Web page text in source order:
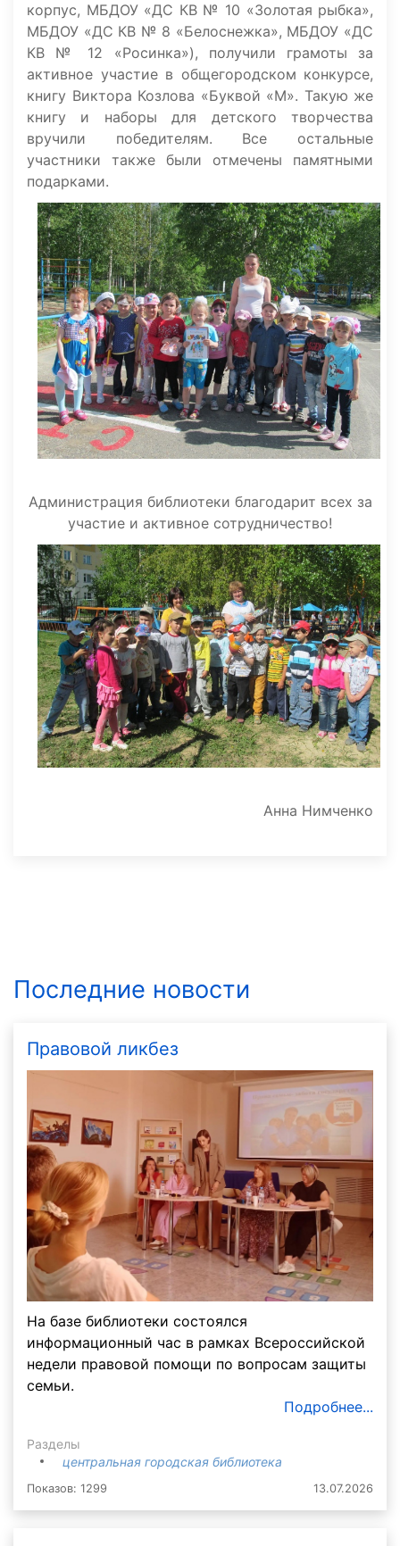
корпус, МБДОУ «ДС КВ № 10 «Золотая рыбка»,
МБДОУ «ДС КВ № 8 «Белоснежка», МБДОУ «ДС
КВ № 12 «Росинка»), получили грамоты за
активное участие в общегородском конкурсе,
книгу Виктора Козлова «Буквой «М». Такую же
книгу и наборы для детского творчества
вручили победителям. Все остальные
участники также были отмечены памятными
подарками.
Администрация библиотеки благодарит всех за
участие и активное сотрудничество!
Анна Нимченко
Последние новости
Правовой ликбез
На базе библиотеки состоялся
информационный час в рамках Всероссийской
недели правовой помощи по вопросам защиты
семьи.
Подробнее...
Разделы
центральная городская библиотека
Показов: 1299 13.07.2026